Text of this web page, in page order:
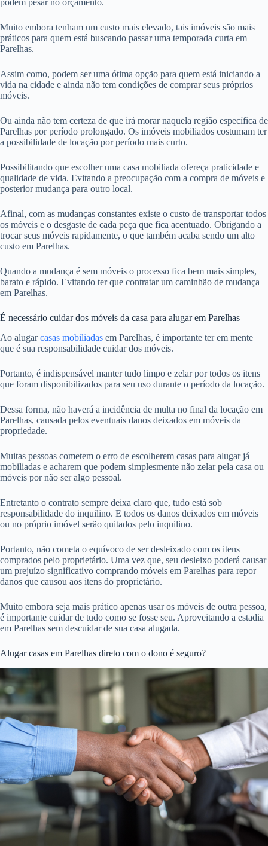
podem pesar no orçamento.
Muito embora tenham um custo mais elevado, tais imóveis são mais
práticos para quem está buscando passar uma temporada curta em
Parelhas.
Assim como, podem ser uma ótima opção para quem está iniciando a
vida na cidade e ainda não tem condições de comprar seus próprios
móveis.
Ou ainda não tem certeza de que irá morar naquela região específica de
Parelhas por período prolongado. Os imóveis mobiliados costumam ter
a possibilidade de locação por período mais curto.
Possibilitando que escolher uma casa mobiliada ofereça praticidade e
qualidade de vida. Evitando a preocupação com a compra de móveis e
posterior mudança para outro local.
Afinal, com as mudanças constantes existe o custo de transportar todos
os móveis e o desgaste de cada peça que fica acentuado. Obrigando a
trocar seus móveis rapidamente, o que também acaba sendo um alto
custo em Parelhas.
Quando a mudança é sem móveis o processo fica bem mais simples,
barato e rápido. Evitando ter que contratar um caminhão de mudança
em Parelhas.
É necessário cuidar dos móveis da casa para alugar em Parelhas
Ao alugarcasas mobiliadas em Parelhas, é importante ter em mente
que é sua responsabilidade cuidar dos móveis.
Portanto, é indispensável manter tudo limpo e zelar por todos os itens
que foram disponibilizados para seu uso durante o período da locação.
Dessa forma, não haverá a incidência de multa no final da locação em
Parelhas, causada pelos eventuais danos deixados em móveis da
propriedade.
Muitas pessoas cometem o erro de escolherem casas para alugar já
mobiliadas e acharem que podem simplesmente não zelar pela casa ou
móveis por não ser algo pessoal.
Entretanto o contrato sempre deixa claro que, tudo está sob
responsabilidade do inquilino. E todos os danos deixados em móveis
ou no próprio imóvel serão quitados pelo inquilino.
Portanto, não cometa o equívoco de ser desleixado com os itens
comprados pelo proprietário. Uma vez que, seu desleixo poderá causar
um prejuízo significativo comprando móveis em Parelhas para repor
danos que causou aos itens do proprietário.
Muito embora seja mais prático apenas usar os móveis de outra pessoa,
é importante cuidar de tudo como se fosse seu. Aproveitando a estadia
em Parelhas sem descuidar de sua casa alugada.
Alugar casas em Parelhas direto com o dono é seguro?